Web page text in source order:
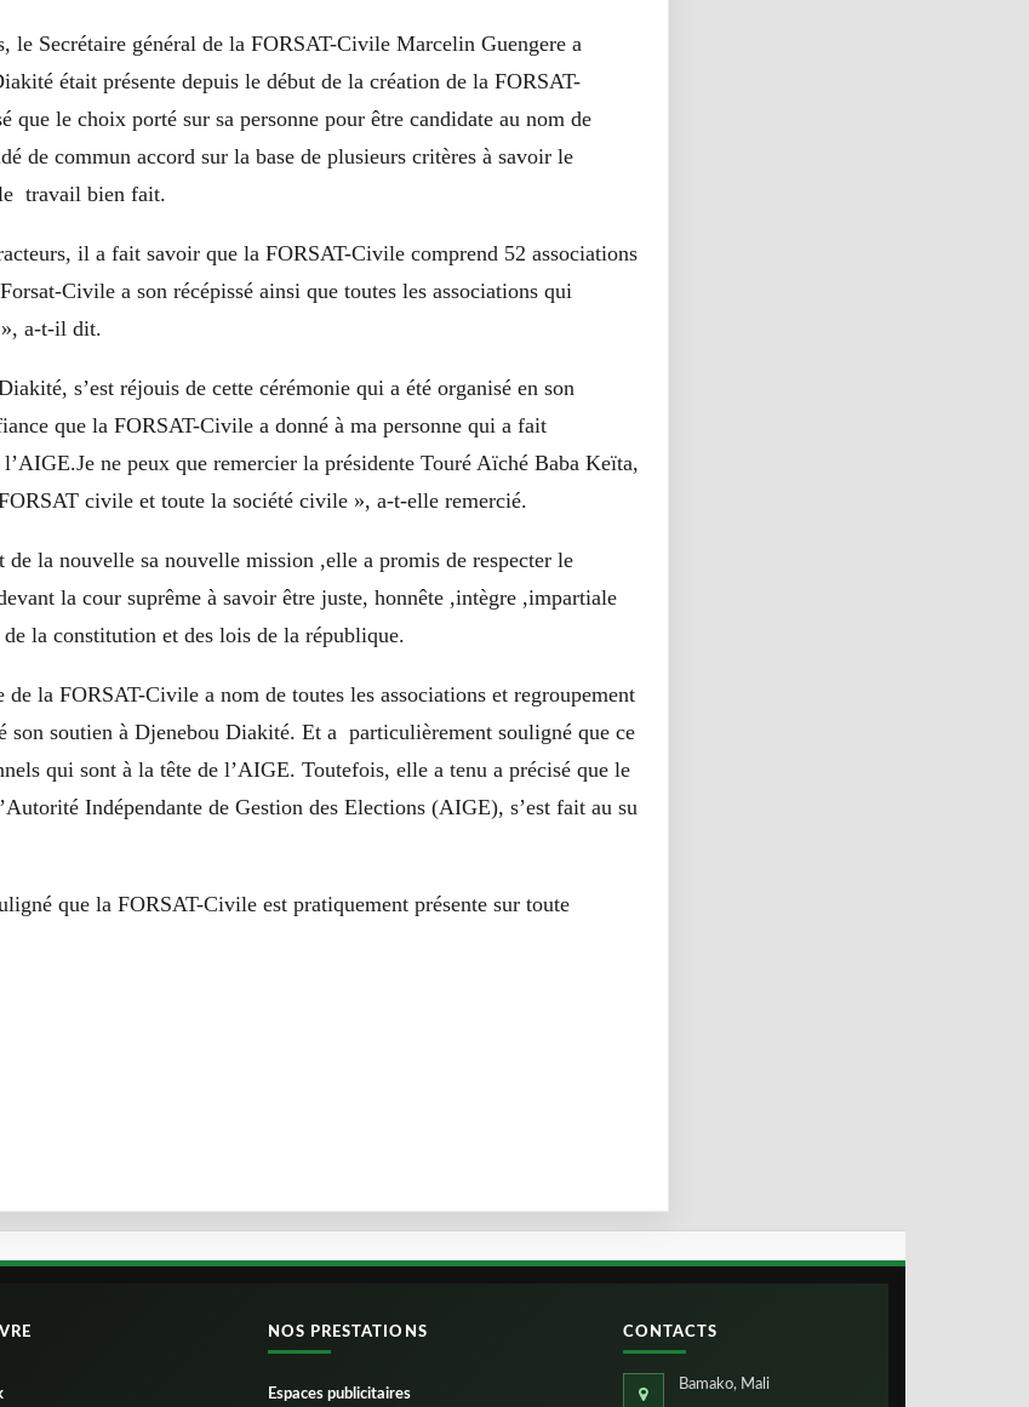
le Secrétaire général de la FORSAT-Civile Marcelin Guengere a
était présente depuis le début de la création de la FORSAT-
que le choix porté sur sa personne pour être candidate au nom de
de commun accord sur la base de plusieurs critères à savoir le
travail bien fait.
il a fait savoir que la FORSAT-Civile comprend 52 associations
Civile a son récépissé ainsi que toutes les associations qui
», a-t-il dit.
s’est réjouis de cette cérémonie qui a été organisé en son
que la FORSAT-Civile a donné à ma personne qui a fait
l’AIGE.Je ne peux que remercier la présidente Touré Aïché Baba Keïta,
civile et toute la société civile », a-t-elle remercié.
de la nouvelle sa nouvelle mission ,elle a promis de respecter le
la cour suprême à savoir être juste, honnête ,intègre ,impartiale
la constitution et des lois de la république.
de la FORSAT-Civile a nom de toutes les associations et regroupement
son soutien à Djenebou Diakité. Et a particulièrement souligné que ce
qui sont à la tête de l’AIGE. Toutefois, elle a tenu a précisé que le
Indépendante de Gestion des Elections (AIGE), s’est fait au su
que la FORSAT-Civile est pratiquement présente sur toute
NOS PRESTATIONS
Espaces publicitaires
CONTACTS
Bamako, Mali